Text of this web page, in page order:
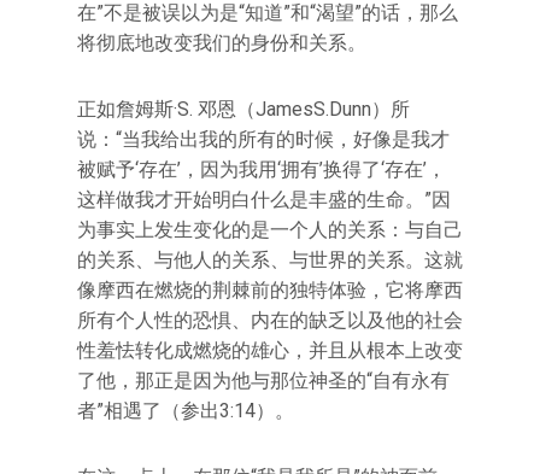
在”不是被误以为是“知道”和“渴望”的话，那么
将彻底地改变我们的身份和关系。
正如詹姆斯·S. 邓恩（JamesS.Dunn）所
说：“当我给出我的所有的时候，好像是我才
被赋予‘存在’，因为我用‘拥有’换得了‘存在’，
这样做我才开始明白什么是丰盛的生命。”因
为事实上发生变化的是一个人的关系：与自己
的关系、与他人的关系、与世界的关系。这就
像摩西在燃烧的荆棘前的独特体验，它将摩西
所有个人性的恐惧、内在的缺乏以及他的社会
性羞怯转化成燃烧的雄心，并且从根本上改变
了他，那正是因为他与那位神圣的“自有永有
者”相遇了（参出3:14）。